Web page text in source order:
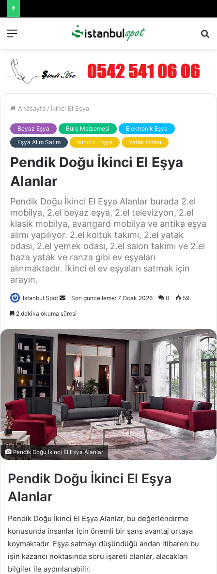
Anasayfa / İkinci El Eşya
Beyaz Eşya Büro Malzemesi
Elektronik Eşya
Eşya Alım Satım
İkinci El Eşya Yatak Odası
Pendik Doğu İkinci El Eşya
Alanlar
Pendik Doğu İkinci El Eşya Alanlar burada 2.el
mobilya, 2.el beyaz eşya, 2.el televizyon, 2.el
klasik mobilya, avangard mobilya ve antika eşya
alımı yapılıyor. 2.el koltuk takımı, 2.el yatak
odası, 2.el yemek odası, 2.el salon takımı ve 2.el
baza yatak ve ranza gibi ev eşyaları
alınmaktadır. İkinci el ev eşyaları satmak için
arayın.
İstanbul Spot
i
e
-
p
t
a
g
ö
n
d
e
m
Son güncelleme: 7 Ocak 2026 0 59
2 dakika okuma süresi
Pendik Doğu İkinci El Eşya Alanlar
Pendik Doğu İkinci El Eşya
Alanlar
Pendik Doğu İkinci El Eşya Alanlar, bu değerlendirme
konusunda insanlar için önemli bir şans avantaj ortaya
koymaktadır. Eşya satmayı düşündüğü andan itibaren bu
işin kazancı noktasında soru işareti olanlar, alacakları
bilgiler ile aydınlanabilir.